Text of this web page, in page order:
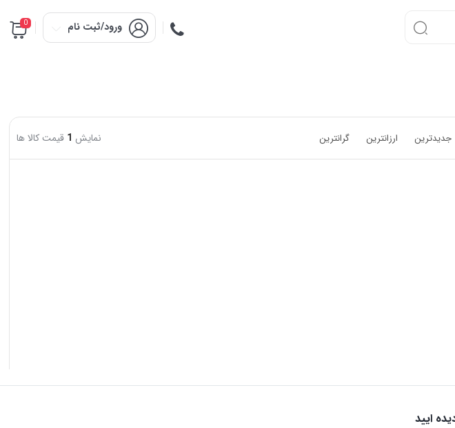
ورود/ثبت نام 0
جدیدترین ارزانترین گرانترین نمایش 1 قیمت کالا ها
ایید